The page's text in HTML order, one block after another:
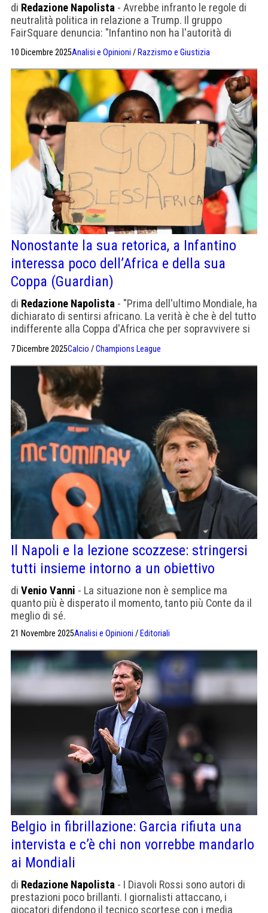
di Redazione Napolista - Avrebbe infranto le regole di
neutralità politica in relazione a Trump. Il gruppo
FairSquare denuncia: "Infantino non ha l'autorità di
dell'organizzazione".
10 Dicembre 2025Analisi e Opinioni / Razzismo e Giustizia
Nonostante la sua retorica, a Infantino
interessa poco dell’Africa e della sua
Coppa (Guardian)
di Redazione Napolista - "Prima dell'ultimo Mondiale, ha
dichiarato di sentirsi africano. La verità è che è del tutto
indifferente alla Coppa d'Africa che per sopravvivere si
7 Dicembre 2025Calcio /Champions League
Il Napoli e la lezione scozzese: stringersi
tutti insieme intorno a un obiettivo
di Venio Vanni - La situazione non è semplice ma
quanto più è disperato il momento, tanto più Conte da il
meglio di sé.
21 Novembre 2025Analisi e Opinioni / Editoriali
Belgio in fibrillazione: Garcia rifiuta una
intervista e c’è chi non vorrebbe mandarlo
ai Mondiali
di Redazione Napolista - I Diavoli Rossi sono autori di
prestazioni poco brillanti. I giornalisti attaccano, i
giocatori difendono il tecnico scortese con i media